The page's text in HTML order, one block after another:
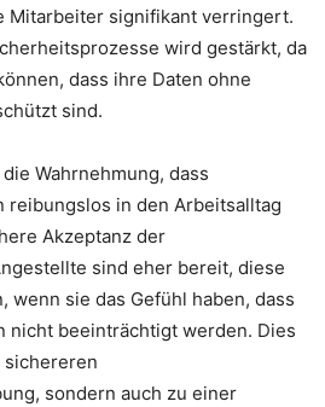
Mitarbeiter signifikant verringert.
wird gestärkt, da
dass ihre Daten ohne
sind.
Wahrnehmung, dass
reibungslos in den Arbeitsalltag
Akzeptanz der
sind eher bereit, diese
wenn sie das Gefühl haben, dass
nicht beeinträchtigt werden. Dies
sondern auch zu einer